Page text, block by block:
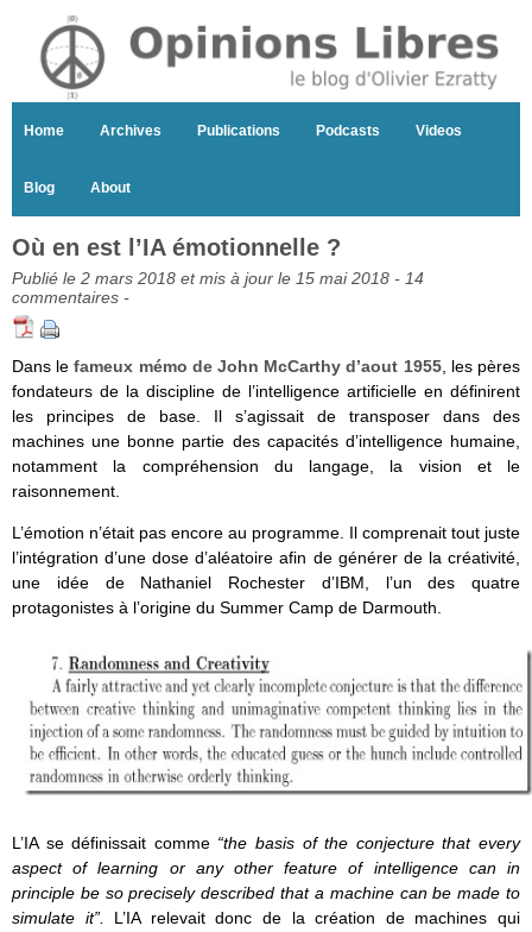
Home Archives Publications Podcasts Videos
Blog About
Où en est l’IA émotionnelle ?
Publié le 2 mars 2018 et mis à jour le 15 mai 2018 - 14
commentaires -
Dans lefameux mémo de John McCarthy d’aout 1955, les pères
fondateurs de la discipline de l’intelligence artificielle en définirent
les principes de base. Il s’agissait de transposer dans des
machines une bonne partie des capacités d’intelligence humaine,
notamment la compréhension du langage, la vision et le
raisonnement.
L’émotion n’était pas encore au programme. Il comprenait tout juste
l’intégration d’une dose d’aléatoire afin de générer de la créativité,
une idée de Nathaniel Rochester d’IBM, l’un des quatre
protagonistes à l’origine du Summer Camp de Darmouth.
L’IA se définissait comme “the basis of the conjecture that every
aspect of learning or any other feature of intelligence can in
principle be so precisely described that a machine can be made to
simulate it”. L’IA relevait donc de la création de machines qui